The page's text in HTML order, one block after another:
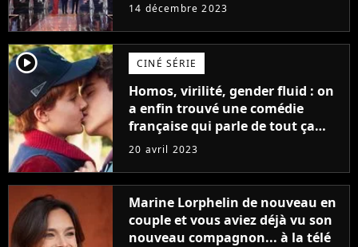
14 décembre 2023
player2 CINÉ SÉRIE
Homos, virilité, gender fluid : on
a enfin trouvé une comédie
française qui parle de tout ça
sans être super ringarde
20 avril 2023
Marine Lorphelin de nouveau en
couple et vous aviez déjà vu son
nouveau compagnon... à la télé